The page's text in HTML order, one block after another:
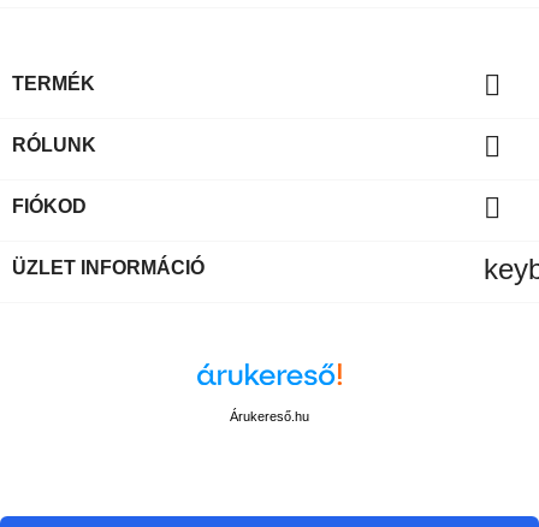
TERMÉK 
RÓLUNK 
FIÓKOD 
ÜZLET INFORMÁCIÓ
Árukereső.hu